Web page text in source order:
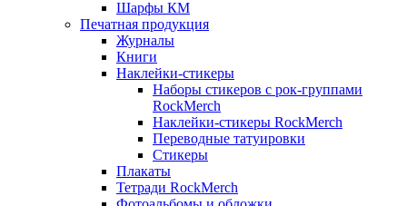
Шарфы КМ
Печатная продукция
Журналы
Книги
Наклейки-стикеры
Наборы стикеров с рок-группами
RockMerch
Наклейки-стикеры RockMerch
Переводные татуировки
Стикеры
Плакаты
Тетради RockMerch